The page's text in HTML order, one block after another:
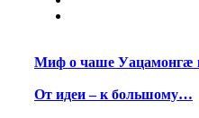
Миф о чаше Уацамонгæ
От идеи – к большому…